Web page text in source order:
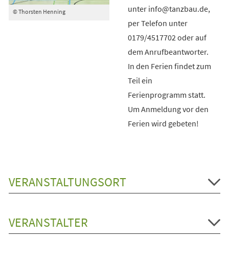
© Thorsten Henning
unter info@tanzbau.de,
per Telefon unter
0179/4517702 oder auf
dem Anrufbeantworter.
In den Ferien findet zum
Teil ein
Ferienprogramm statt.
Um Anmeldung vor den
Ferien wird gebeten!
VERANSTALTUNGSORT
VERANSTALTER